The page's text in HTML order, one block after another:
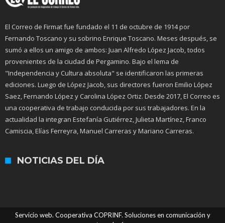
El Correo de Firmat fue fundado el 11 de octubre de 1914 por
Fernando Toscano y su sobrino Enrique Toscano. Meses después, se
sumó a ellos un amigo de ambos: Juan Alfredo López Jacob, todos
provenientes de la ciudad de Pergamino. Bajo el lema de
"Independencia y Cultura absoluta" se identificaron las primeras
ediciones. Luego de López Jacob, sus directores fueron Emilio López
Saez, Fernando López y Carolina López Ortiz. Desde 2017, El Correo es
una cooperativa de trabajo conducida por sus trabajadores. En la
actualidad la integran Estefanía Gutiérrez, Julieta Martínez, Franco
Camiscia, Elías Ferreyra, Manuel Carreras y Mariano Carreras.
NOTICIAS DEL DÍA
Servicio web. Cooperativa COPRINF. Soluciones en comunicación y